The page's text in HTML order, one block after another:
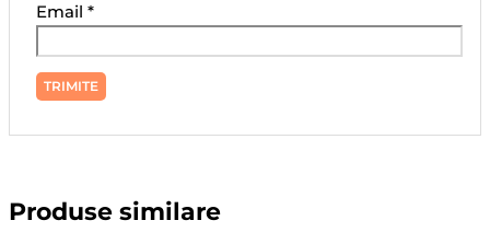
Email*
Produse similare